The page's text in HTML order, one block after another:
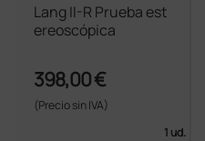
Lang II-R Prueba est
ereoscópica
398,00 €
(Precio sin IVA)
1 ud.